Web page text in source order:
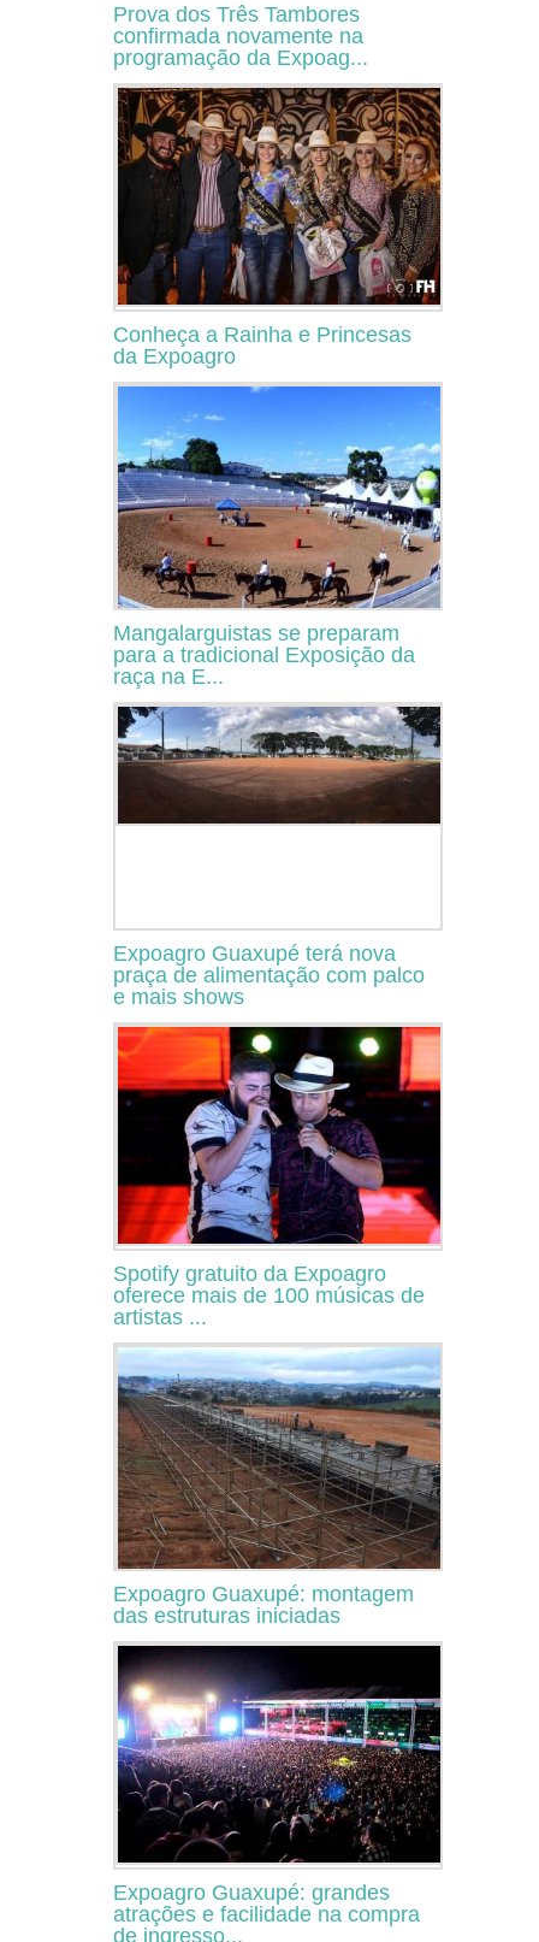
Prova dos Três Tambores
confirmada novamente na
programação da Expoag...
Conheça a Rainha e Princesas
da Expoagro
Mangalarguistas se preparam
para a tradicional Exposição da
raça na E...
Expoagro Guaxupé terá nova
praça de alimentação com palco
e mais shows
Spotify gratuito da Expoagro
oferece mais de 100 músicas de
artistas ...
Expoagro Guaxupé: montagem
das estruturas iniciadas
Expoagro Guaxupé: grandes
atrações e facilidade na compra
de ingresso...